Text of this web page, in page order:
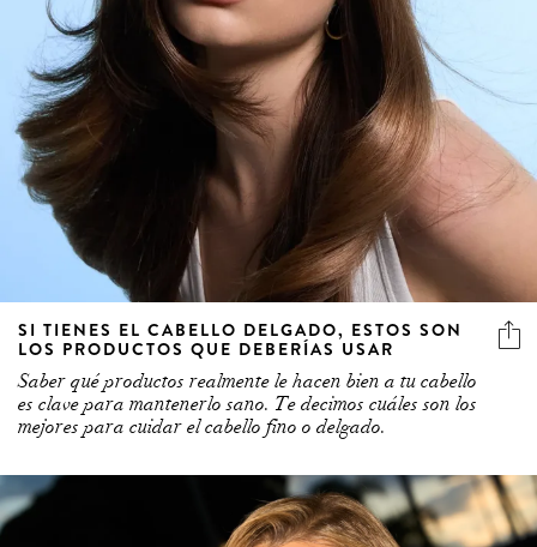
SI TIENES EL CABELLO DELGADO, ESTOS SON
LOS PRODUCTOS QUE DEBERÍAS USAR
Saber qué productos realmente le hacen bien a tu cabello
es clave para mantenerlo sano. Te decimos cuáles son los
mejores para cuidar el cabello fino o delgado.